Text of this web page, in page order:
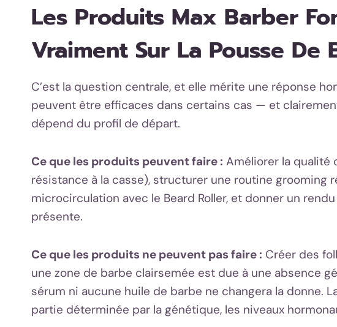
Les Produits Max Barber
Vraiment Sur La Pousse De
C’est la question centrale, et elle mérite une réponse
peuvent être efficaces dans certains cas — et
dépend du profil de départ.
Ce que les produits peuvent faire : Améliorer la qualité
résistance à la casse), structurer une routine grooming
microcirculation avec le Beard Roller, et donner un
présente.
Ce que les produits ne peuvent pas faire : Créer des
une zone de barbe clairsemée est due à une absence
sérum ni aucune huile de barbe ne changera la donne.
partie déterminée par la génétique, les niveaux